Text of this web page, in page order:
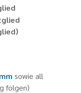
sowie all
folgen)